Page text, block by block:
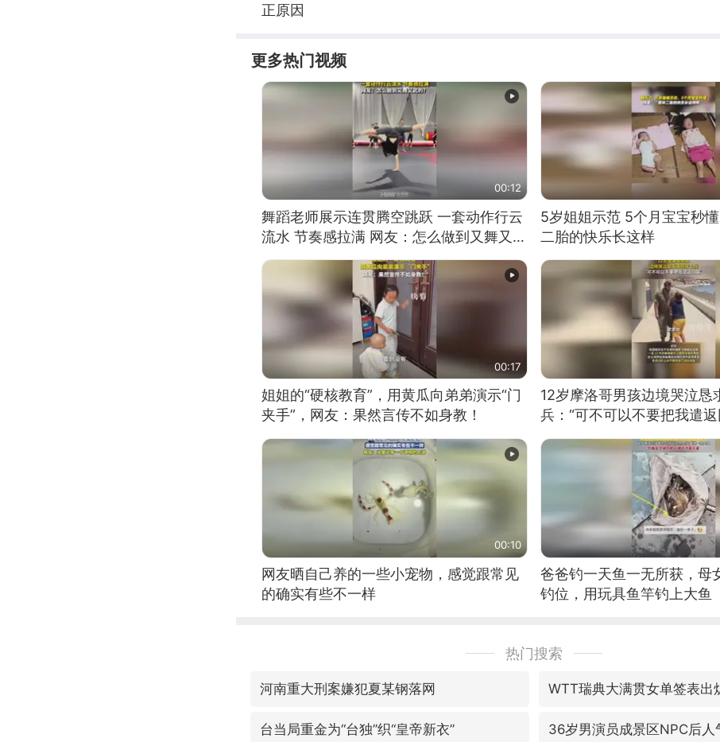
正原因
更多热门视频
00:12
舞蹈老师展示连贯腾空跳跃 一套动作行云
流水 节奏感拉满 网友：怎么做到又舞又武
的？
5岁姐姐示范 5个月宝宝秒
二胎的快乐长这样
00:17
姐姐的“硬核教育”，用黄瓜向弟弟演示“门
夹手”，网友：果然言传不如身教！
12岁摩洛哥男孩边境哭泣恳
兵：“可不可以不要把我遣返
00:10
网友晒自己养的一些小宠物，感觉跟常见
的确实有些不一样
爸爸钓一天鱼一无所获，母
钓位，用玩具鱼竿钓上大鱼
热门搜索
河南重大刑案嫌犯夏某钢落网 WTT瑞典大满贯女单签表出
台当局重金为“台独”织“皇帝新衣” 36岁男演员成景区NPC后人